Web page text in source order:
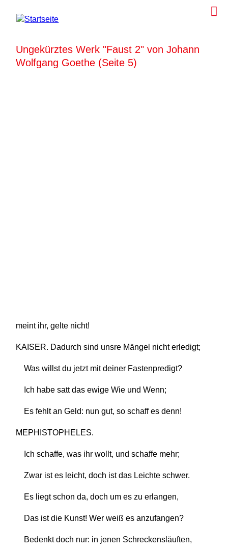
Ungekürztes Werk "Faust 2" von Johann
Wolfgang Goethe (Seite 5)
meint ihr, gelte nicht!
KAISER. Dadurch sind unsre Mängel nicht erledigt;
Was willst du jetzt mit deiner Fastenpredigt?
Ich habe satt das ewige Wie und Wenn;
Es fehlt an Geld: nun gut, so schaff es denn!
MEPHISTOPHELES.
Ich schaffe, was ihr wollt, und schaffe mehr;
Zwar ist es leicht, doch ist das Leichte schwer.
Es liegt schon da, doch um es zu erlangen,
Das ist die Kunst! Wer weiß es anzufangen?
Bedenkt doch nur: in jenen Schreckensläuften,